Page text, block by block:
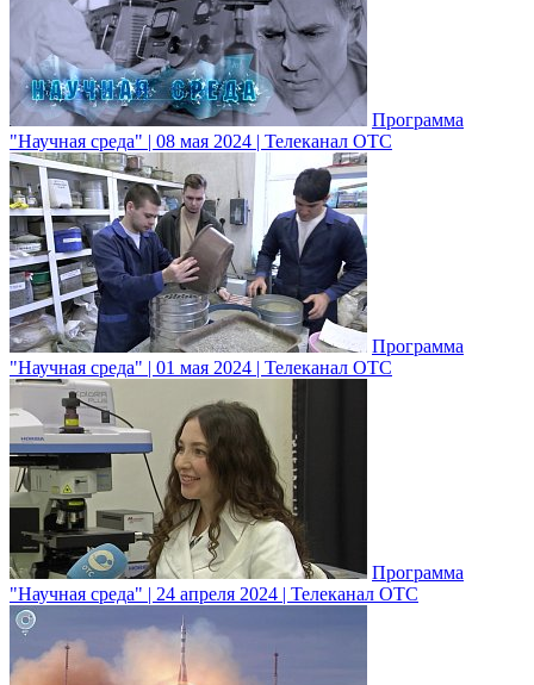
Программа
"Научная среда" | 08 мая 2024 | Телеканал ОТС
Программа
"Научная среда" | 01 мая 2024 | Телеканал ОТС
Программа
"Научная среда" | 24 апреля 2024 | Телеканал ОТС